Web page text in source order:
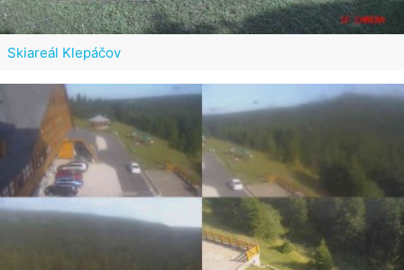
Skiareál Klepáčov